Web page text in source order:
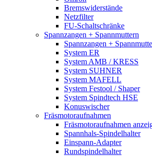
Bremswiderstände
Netzfilter
FU-Schaltschränke
Spannzangen + Spannmuttern
Spannzangen +
System ER
System AMB / KRESS
System SUHNER
System MAFELL
System Festool / Shaper
System Spindtech HSE
Konuswischer
Fräsmotoraufnahmen
Fräsmotoraufnahmen
Spannhals-Spindelhalter
Einspann-Adapter
Rundspindelhalter